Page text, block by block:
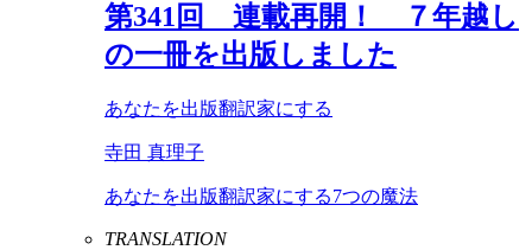
第341 回 連載再開！ ７年越し
の一冊を出版しました
あなたを出版翻訳家にする
寺田 真理子
あなたを出版翻訳家にする7つの魔法
TRANSLATION